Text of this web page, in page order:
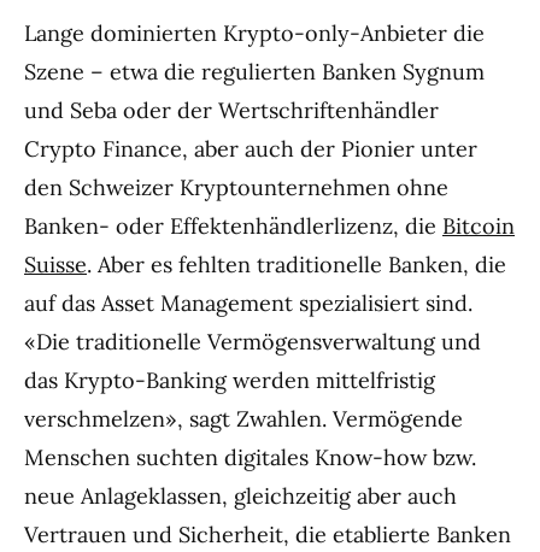
Lange dominierten Krypto-only-Anbieter die
Szene – etwa die regulierten Banken Sygnum
und Seba oder der Wertschriftenhändler
Crypto Finance, aber auch der Pionier unter
den Schweizer Kryptounternehmen ohne
Banken- oder Effektenhändlerlizenz, die Bitcoin
Suisse. Aber es fehlten traditionelle Banken, die
auf das Asset Management spezialisiert sind.
«Die traditionelle Vermögensverwaltung und
das Krypto-Banking werden mittelfristig
verschmelzen», sagt Zwahlen. Vermögende
Menschen suchten digitales Know-how bzw.
neue Anlageklassen, gleichzeitig aber auch
Vertrauen und Sicherheit, die etablierte Banken